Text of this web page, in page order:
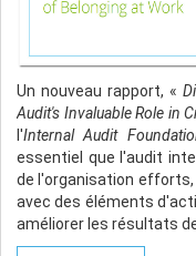
Un nouveau rapport, «
Audit's Invaluable Role in
l'Internal Audit
essentiel que l'audit
de l'organisation efforts,
avec des éléments
améliorer les résultats